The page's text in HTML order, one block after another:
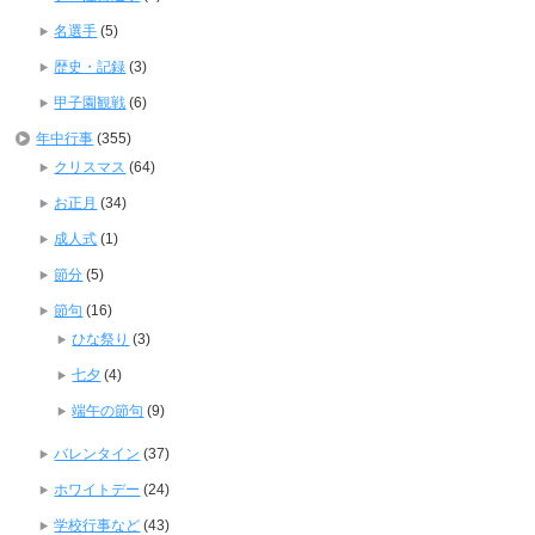
名選手 (5)
歴史・記録 (3)
甲子園観戦 (6)
年中行事 (355)
クリスマス (64)
お正月 (34)
成人式 (1)
節分 (5)
節句 (16)
ひな祭り (3)
七夕 (4)
端午の節句 (9)
バレンタイン (37)
ホワイトデー (24)
学校行事など (43)